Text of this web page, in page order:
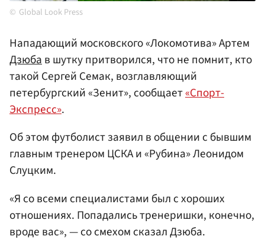
Global Look Press
Нападающий московского «Локомотива» Артем
Дзюбав шутку притворился, что не помнит, кто
такой Сергей Семак, возглавляющий
петербургский «Зенит», сообщает«Спорт-
Экспресс».
Об этом футболист заявил в общении с бывшим
главным тренером ЦСКА и «Рубина» Леонидом
Слуцким.
«Я со всеми специалистами был с хороших
отношениях. Попадались тренеришки, конечно,
вроде вас», — со смехом сказал Дзюба.